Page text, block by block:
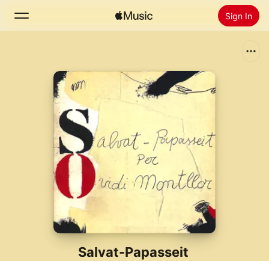
Sign In
Radio
Salvat-Papasseit